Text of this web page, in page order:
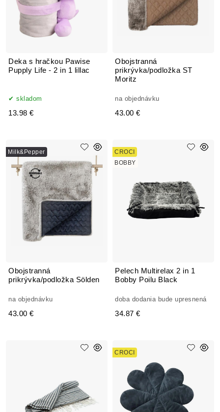
Deka s hračkou Pawise
Pupply Life - 2 in 1 lillac
skladom
13.98 €
Obojstranná
prikrývka/podložka ST
Moritz
na objednávku
43.00 €
Obojstranná
prikrývka/podložka Sölden
Milk&Pepper
na objednávku
43.00 €
Pelech Multirelax 2 in 1
Bobby Poilu Black
CROCI
BOBBY
doba dodania bude upresnená
34.87 €
CROCI